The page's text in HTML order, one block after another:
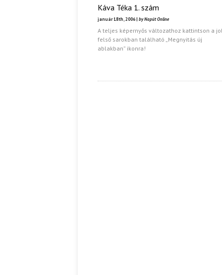
Káva Téka 1. szám
január 18th, 2006 | by Napút Online
A teljes képernyős változathoz kattintson a
felső sarokban található „Megnyitás új
ablakban” ikonra!